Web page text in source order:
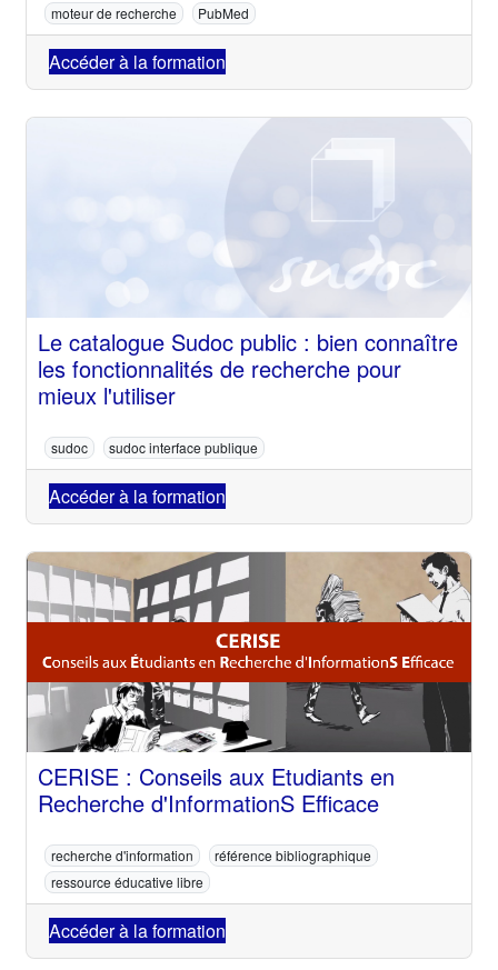
moteur de recherche PubMed
Accéder à la formation
Le catalogue Sudoc public : bien connaître
les fonctionnalités de recherche pour
mieux l'utiliser
sudoc sudoc interface publique
Accéder à la formation
CERISE : Conseils aux Etudiants en
Recherche d'InformationS Efficace
recherche d'information
référence bibliographique
ressource éducative libre
Accéder à la formation